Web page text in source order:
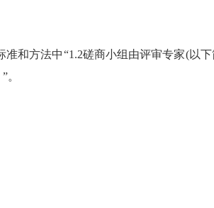
方法中“1.2磋商小组由评审专家(以下
。